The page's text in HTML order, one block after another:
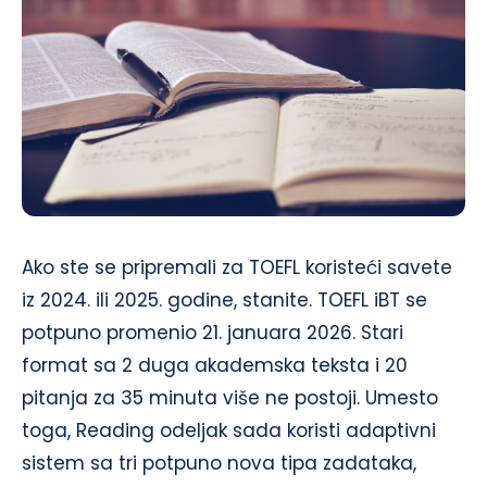
Ako ste se pripremali za TOEFL koristeći savete
iz 2024. ili 2025. godine, stanite. TOEFL iBT se
potpuno promenio 21. januara 2026. Stari
format sa 2 duga akademska teksta i 20
pitanja za 35 minuta više ne postoji. Umesto
toga, Reading odeljak sada koristi adaptivni
sistem sa tri potpuno nova tipa zadataka,